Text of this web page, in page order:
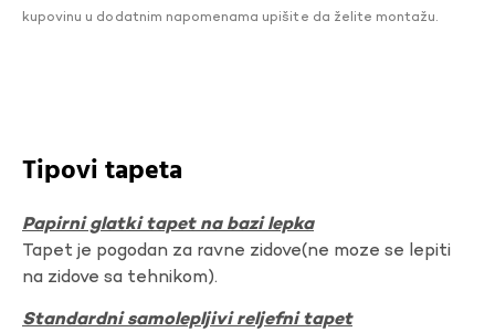
kupovinu u dodatnim napomenama upišite da želite montažu.
Tipovi tapeta
Papirni glatki tapet na bazi lepka
Tapet je pogodan za ravne zidove(ne moze se lepiti
na zidove sa tehnikom).
Standardni samolepljivi reljefni tapet